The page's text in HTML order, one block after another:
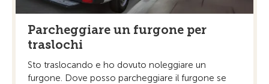
Parcheggiare un furgone per
traslochi
Sto traslocando e ho dovuto noleggiare un
furgone. Dove posso parcheggiare il furgone se